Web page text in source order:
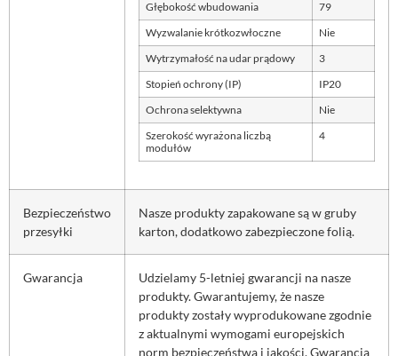
Głębokość wbudowania 79
Wyzwalanie krótkozwłoczne Nie
Wytrzymałość na udar prądowy 3
Stopień ochrony (IP) IP20
Ochrona selektywna Nie
Szerokość wyrażona liczbą
modułów
4
Bezpieczeństwo
przesyłki
Nasze produkty zapakowane są w gruby
karton, dodatkowo zabezpieczone folią.
Gwarancja
Udzielamy 5-letniej gwarancji na nasze
produkty. Gwarantujemy, że nasze
produkty zostały wyprodukowane zgodnie
z aktualnymi wymogami europejskich
norm bezpieczeństwa i jakości. Gwarancja